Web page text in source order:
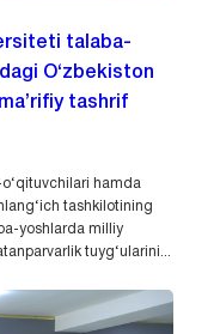
talaba-
O‘zbekiston
tashrif
hamda
tashkilotining
yoshlarda milliy
tuyg‘ularini...